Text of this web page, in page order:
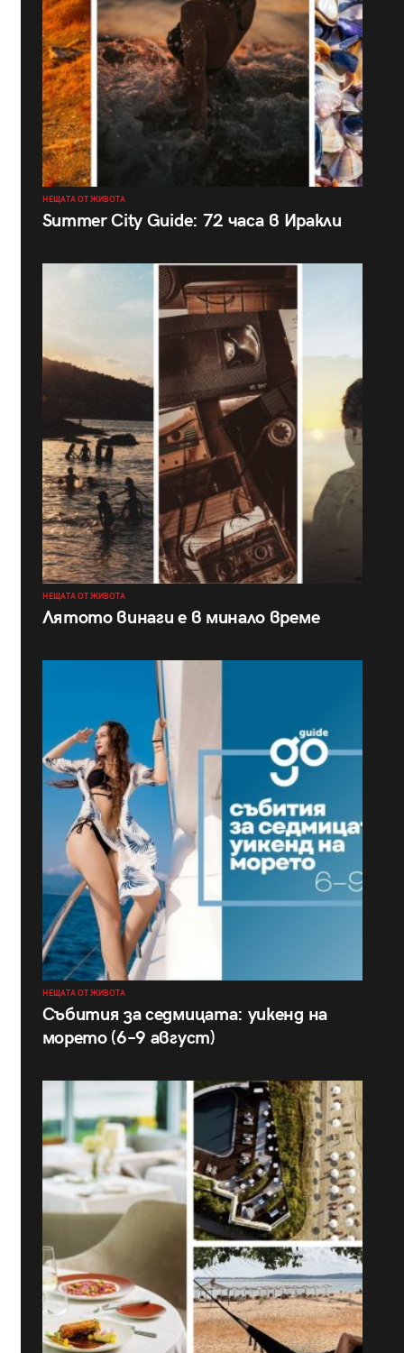
НЕЩАТА ОТ ЖИВОТА
Summer City Guide: 72 часа в Иракли
НЕЩАТА ОТ ЖИВОТА
Лятото винаги е в минало време
НЕЩАТА ОТ ЖИВОТА
Събития за седмицата: уикенд на
морето (6–9 август)